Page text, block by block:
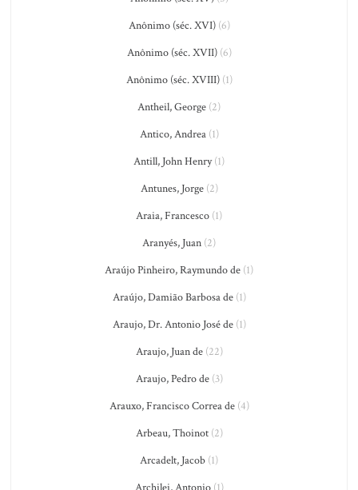
Anônimo (séc. XVI)(6)
Anônimo (séc. XVII)(6)
Anônimo (séc. XVIII)(1)
Antheil, George (2)
Antico, Andrea(1)
Antill, John Henry(1)
Antunes, Jorge(2)
Araia, Francesco (1)
Aranyés, Juan (2)
Araújo Pinheiro, Raymundo de (1)
Araújo, Damião Barbosa de(1)
Araujo, Dr. Antonio José de(1)
Araujo, Juan de(22)
Araujo, Pedro de(3)
Arauxo, Francisco Correa de(4)
Arbeau, Thoinot(2)
Arcadelt, Jacob (1)